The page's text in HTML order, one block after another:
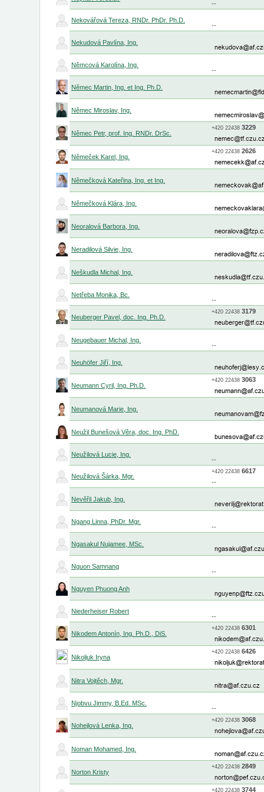
--
Nekovářová Tereza, RNDr. PhDr. Ph.D.
--
Nekudová Pavlína, Ing.
Němcová Karolína, Ing.
--
Němec Martin, Ing. et Ing. Ph.D.
Němec Miroslav, Ing.
Němec Petr, prof. Ing. RNDr. DrSc.
+420 22438 3229
Němeček Karel, Ing.
+420 22438 2626
Němečková Kateřina, Ing. et Ing.
Němečková Klára, Ing.
Neoralová Barbora, Ing.
Neradilová Silvie, Ing.
Neškudla Michal, Ing.
Netřeba Monika, Bc.
--
Neuberger Pavel, doc. Ing. Ph.D.
+420 22438 3179
Neugebauer Michal, Ing.
--
Neuhöfer Jiří, Ing.
Neumann Cyril, Ing. Ph.D.
+420 22438 3063
Neumanová Marie, Ing.
Neužil Bunešová Věra, doc. Ing. PhD.
Neužilová Lucie, Ing.
--
Neužilová Šárka, Mgr.
+420 22438 6617
--
Nevěřil Jakub, Ing.
Ngang Linna, PhDr. Mgr.
--
Ngasakul Nujamee, MSc.
Nguon Samnang
--
Nguyen Phuong Anh
Niederheiser Robert
--
Nikodem Antonín, Ing. Ph.D., DiS.
+420 22438 6301
Nikoljuk Iryna
+420 22438 6426
Nitra Vojtěch, Mgr.
Njobvu Jimmy, B.Ed. MSc.
--
Nohejlová Lenka, Ing.
+420 22438 3068
Noman Mohamed, Ing.
Norton Kristy
+420 22438 2849
+420 22438 3744